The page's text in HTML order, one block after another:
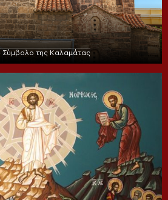
Σύμβολο της Καλαμάτας